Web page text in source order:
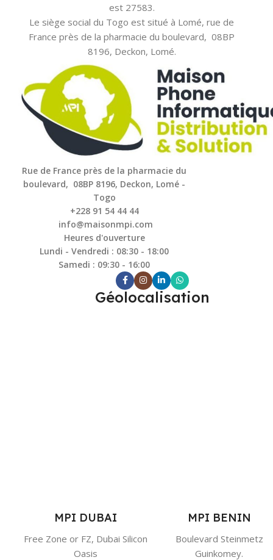
est 27583.
Le siège social du Togo est situé à Lomé, rue de
France près de la pharmacie du boulevard, 08BP
8196, Deckon, Lomé.
Rue de France près de la pharmacie du
boulevard, 08BP 8196, Deckon, Lomé -
Togo
+228 91 54 44 44
info@maisonmpi.com
Heures d'ouverture
Lundi - Vendredi : 08:30 - 18:00
Samedi : 09:30 - 16:00
Géolocalisation
MPI DUBAI
Free Zone or FZ, Dubai Silicon
Oasis
MPI BENIN
Boulevard Steinmetz
Guinkomey.